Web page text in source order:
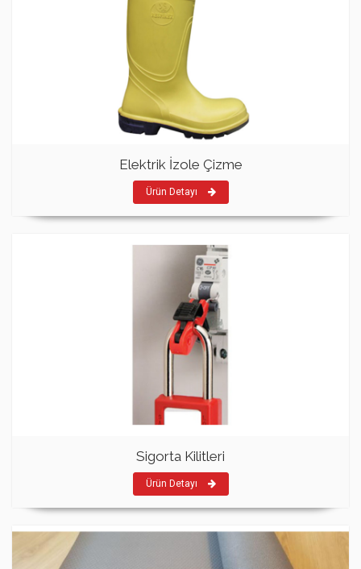
Elektrik İzole Çizme
Ürün Detayı
Sigorta Kilitleri
Ürün Detayı